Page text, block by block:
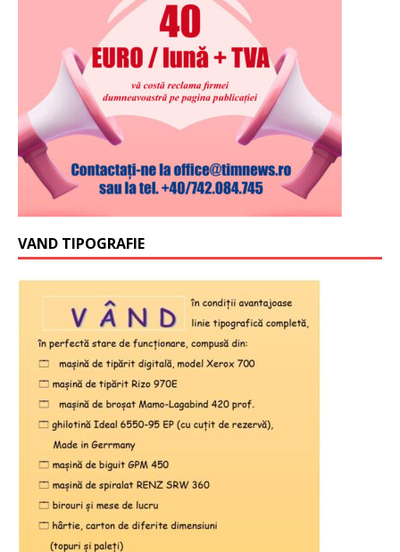
VAND TIPOGRAFIE